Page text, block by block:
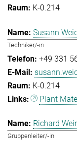
K-0.214
Susann
Techniker/-in
+49 331
K-0.214
Plant
Richard
Gruppenleiter/-in